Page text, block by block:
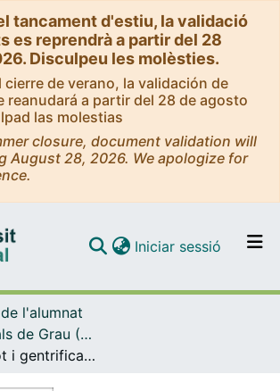
tancament d'estiu, la validació
es reprendrà a partir del 28
Disculpeu les molèsties.
de verano, la validación de
reanudará a partir del 28 de agosto
las molestias
closure, document validation will
August 28, 2026. We apologize for
Navega per tot el DD
Iniciar sessió (current)
l'alumnat
Treballs Finals de Grau (TFG) - Sociologia
Treball remot i gentrificació transnacional: Estudi de cas del barri de Poblenou, Barcelona